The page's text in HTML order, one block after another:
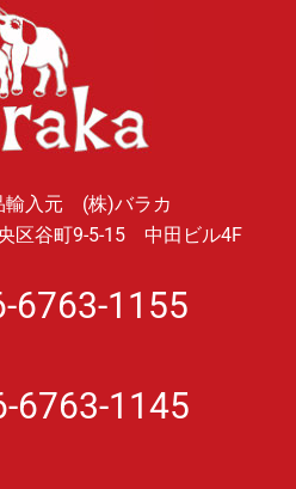
輸入元 (株)バラカ
区谷町9-5-15 中田ビル4F
6763-1155
6763-1145